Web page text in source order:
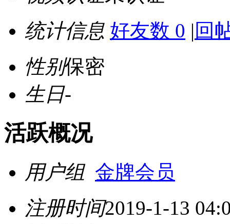
统计信息 好友数 0 | 回
性别保密
生日-
活跃概况
用户组 金牌会员
注册时间2019-1-13